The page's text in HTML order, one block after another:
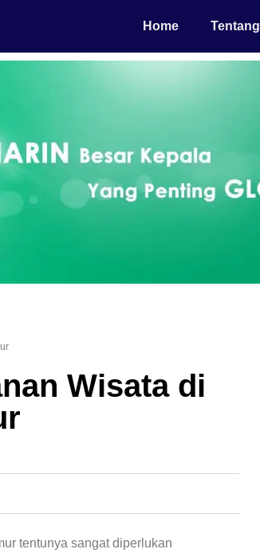
Home Tentang
Wisata di
tentunya sangat diperlukan